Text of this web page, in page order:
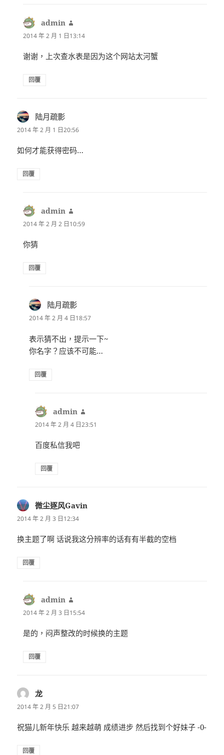
admin
示:
2014 年 2 月 1 日13:14
谢谢，上次查水表是因为这个网站太河蟹
回覆
陆月疏影
示:
2014 年 2 月 1 日20:56
如何才能获得密码…
回覆
admin
示:
2014 年 2 月 2 日10:59
你猜
回覆
陆月疏影
示:
2014 年 2 月 4 日18:57
表示猜不出，提示一下~
你名字？应该不可能…
回覆
admin
示:
2014 年 2 月 4 日23:51
百度私信我吧
回覆
微尘逐风Gavin
2014 年 2 月 3 日12:34
换主题了啊 话说我这分辨率的话有有半截的空档
回覆
admin
示:
2014 年 2 月 3 日15:54
是的，闷声整改的时候换的主题
回覆
龙
示:
2014 年 2 月 5 日21:07
祝猫儿新年快乐 越来越萌 成绩进步 然后找到个好妹子 -0-
回覆